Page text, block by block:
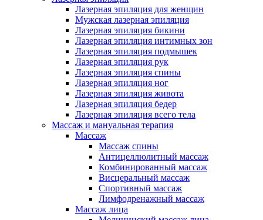
Лазерная эпиляция для женщин
Мужская лазерная эпиляция
Лазерная эпиляция бикини
Лазерная эпиляция интимных зон
Лазерная эпиляция подмышек
Лазерная эпиляция рук
Лазерная эпиляция спины
Лазерная эпиляция ног
Лазерная эпиляция живота
Лазерная эпиляция бедер
Лазерная эпиляция всего тела
Массаж и мануальная терапия
Массаж
Массаж спины
Антицеллюлитный массаж
Комбинированный массаж
Висцеральный массаж
Спортивный массаж
Лимфодренажный массаж
Массаж лица